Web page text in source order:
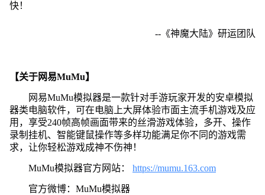
快！
--《神魔大陆》研运团队
【关于网易MuMu】
网易MuMu模拟器是一款针对手游玩家开发的安卓模拟
器类电脑软件，可在电脑上大屏体验市面主流手机游戏及应
用，享受240帧高帧画面带来的丝滑游戏体验，多开、操作
录制挂机、智能键鼠操作等多样功能满足你不同的游戏需
求，让你轻松游戏成神不伤神！
MuMu模拟器官方网站： https://mumu.163.com
官方微博：MuMu模拟器